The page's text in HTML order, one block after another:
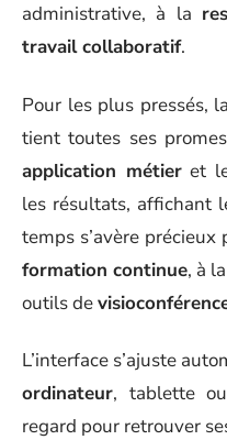
administrative, à la
travail collaboratif.
Pour les plus pressés,
tient toutes ses
application métieret le
les résultats, affichant
temps s’avère
formation continue, à
outils de
L’interface s’ajuste
ordinateur, tablette
regard pour retrouver